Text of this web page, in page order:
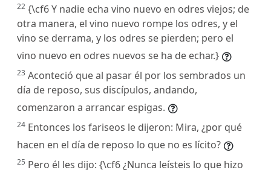
22 {\cf6 Y nadie echa vino nuevo en odres viejos; de
otra manera, el vino nuevo rompe los odres, y el
vino se derrama, y los odres se pierden; pero el
vino nuevo en odres nuevos se ha de echar.}
23 Aconteció que al pasar él por los sembrados un
día de reposo, sus discípulos, andando,
comenzaron a arrancar espigas.
24 Entonces los fariseos le dijeron: Mira, ¿por qué
hacen en el día de reposo lo que no es lícito?
25 Pero él les dijo: {\cf6 ¿Nunca leísteis lo que hizo